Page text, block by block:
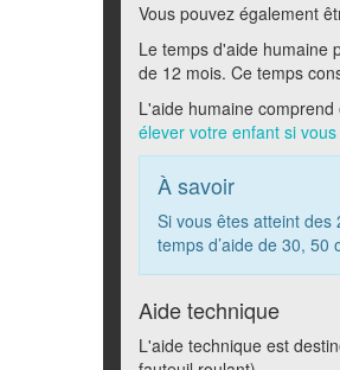
Vous pouvez également
Le temps d'aide humaine
de 12 mois. Ce temps
L'aide humaine
élever votre enfant si
À savoir
Si vous êtes atteint des
temps d’aide de 30, 50
Aide technique
L'aide technique est